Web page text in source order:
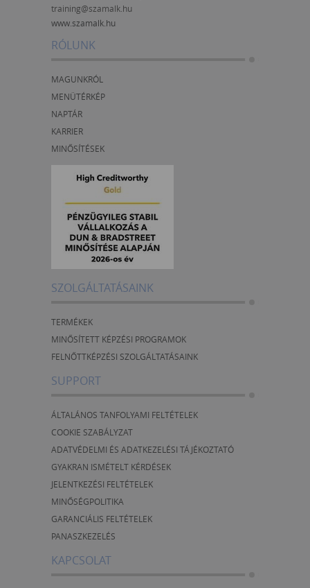
training@szamalk.hu
www.szamalk.hu
RÓLUNK
MAGUNKRÓL
MENÜTÉRKÉP
NAPTÁR
KARRIER
MINŐSÍTÉSEK
SZOLGÁLTATÁSAINK
TERMÉKEK
MINŐSÍTETT KÉPZÉSI PROGRAMOK
FELNŐTTKÉPZÉSI SZOLGÁLTATÁSAINK
SUPPORT
ÁLTALÁNOS TANFOLYAMI FELTÉTELEK
COOKIE SZABÁLYZAT
ADATVÉDELMI ÉS ADATKEZELÉSI TÁJÉKOZTATÓ
GYAKRAN ISMÉTELT KÉRDÉSEK
JELENTKEZÉSI FELTÉTELEK
MINŐSÉGPOLITIKA
GARANCIÁLIS FELTÉTELEK
PANASZKEZELÉS
KAPCSOLAT